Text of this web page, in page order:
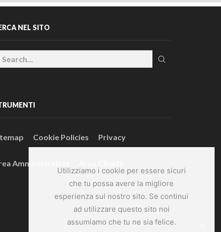
Utilizziamo i cookie per essere sicuri
che tu possa avere la migliore
esperienza sul nostro sito. Se continui
ad utilizzare questo sito noi
assumiamo che tu ne sia felice.
NEL SITO
Cookie Policies Privacy
Amministrativa